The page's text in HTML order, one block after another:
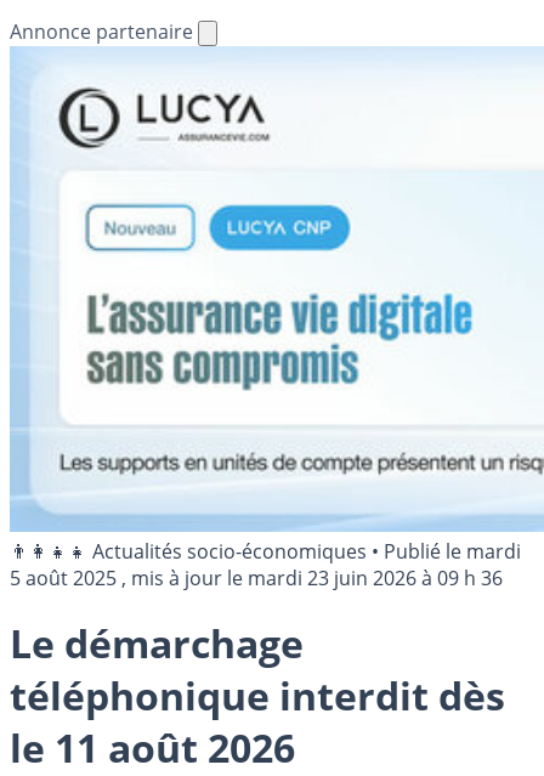
Annonce partenaire
👨‍👩‍👧‍👧 Actualités socio-économiques • Publié le mardi
5 août 2025 , mis à jour le mardi 23 juin 2026 à 09 h 36
Le démarchage
téléphonique interdit dès
le 11 août 2026